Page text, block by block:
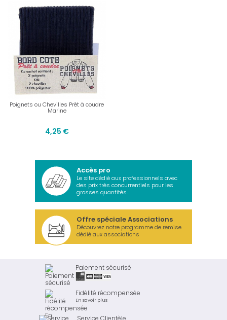
Poignets ou Chevilles Prêt à coudre
Marine
4,25 €
Accès pro
Le site dédié aux professionnels avec
des prix très concurrentiels pour les
grosses quantités.
Offre spéciale Associations
Découvrez notre programme de remise
dédié aux associations
Paiement sécurisé
Fidélité récompensée
En savoir plus
Service Clientèle